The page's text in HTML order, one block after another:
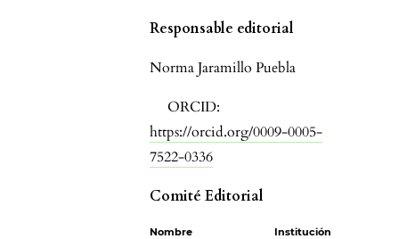
Responsable editorial
Norma Jaramillo Puebla
ORCID:
https://orcid.org/0009-0005-
7522-0336
Comité Editorial
Nombre Institución